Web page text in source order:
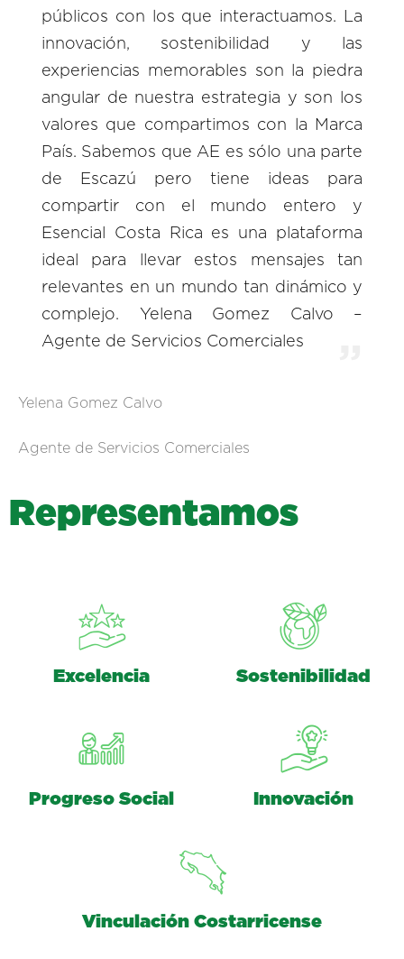
públicos con los que interactuamos. La
innovación, sostenibilidad y las
experiencias memorables son la piedra
angular de nuestra estrategia y son los
valores que compartimos con la Marca
País. Sabemos que AE es sólo una parte
de Escazú pero tiene ideas para
compartir con el mundo entero y
Esencial Costa Rica es una plataforma
ideal para llevar estos mensajes tan
relevantes en un mundo tan dinámico y
complejo. Yelena Gomez Calvo –
Agente de Servicios Comerciales
Yelena Gomez Calvo
Agente de Servicios Comerciales
Representamos
Excelencia Sostenibilidad
Progreso Social Innovación
Vinculación Costarricense